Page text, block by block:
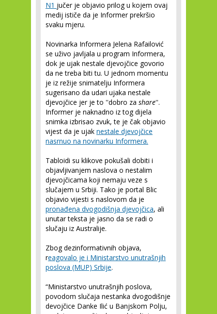
N1 jučer je objavio prilog u kojem ovaj
medij ističe da je Informer prekršio
svaku mjeru.
Novinarka Informera Jelena Rafailović
se uživo javljala u program Informera,
dok je ujak nestale djevojčice govorio
da ne treba biti tu. U jednom momentu
je iz režije snimatelju Informera
sugerisano da udari ujaka nestale
djevojčice jer je to ''dobro za share''.
Informer je naknadno iz tog dijela
snimka izbrisao zvuk, te je čak objavio
vijest da je ujak nestale djevojčice
nasrnuo na novinarku Informera.
Tabloidi su klikove pokušali dobiti i
objavljivanjem naslova o nestalim
djevojčicama koji nemaju veze s
slučajem u Srbiji. Tako je portal Blic
objavio vijesti s naslovom da je
pronađena dvogodišnja djevojčica, ali
unutar teksta je jasno da se radi o
slučaju iz Australije.
Zbog dezinformativnih objava,
reagovalo je i Ministarstvo unutrašnjih
poslova (MUP) Srbije.
“Ministarstvo unutrašnjih poslova,
povodom slučaja nestanka dvogodišnje
devojčice Danke Ilić u Banjskom Polju,